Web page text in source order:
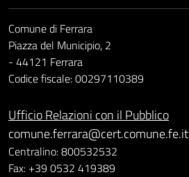
Comune di Ferrara
Piazza del Municipio, 2
- 44121 Ferrara
Codice fiscale: 00297110389
Ufficio Relazioni con il Pubblico
comune.ferrara@cert.comune.fe.it
Centralino: 800532532
Fax: +39 0532 419389